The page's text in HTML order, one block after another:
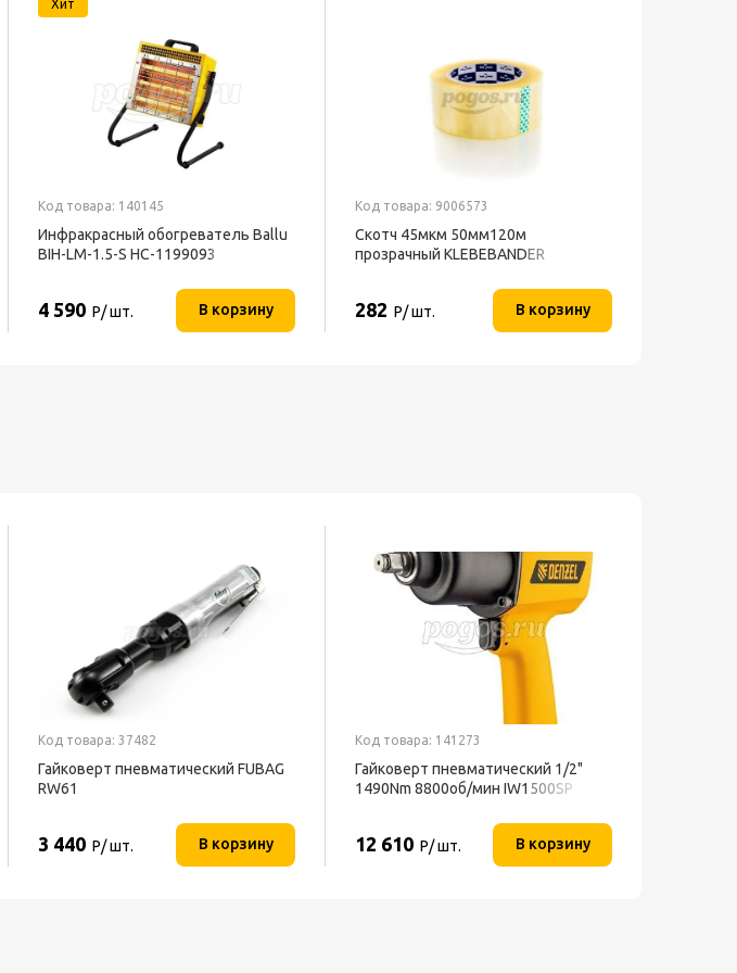
Хит
Код товара: 140145
Инфракрасный обогреватель Ballu
BIH-LM-1.5-S НС-1199093
4 590 Р/ шт. В корзину
Код товара: 9006573
Скотч 45мкм 50мм120м
прозрачный KLEBEBANDER
282 Р/ шт. В корзину
Код товара: 37482
Гайковерт пневматический FUBAG
RW61
3 440 Р/ шт. В корзину
Код товара: 141273
Гайковерт пневматический 1/2"
1490Nm 8800об/мин IW1500SP
12 610 Р/ шт. В корзину